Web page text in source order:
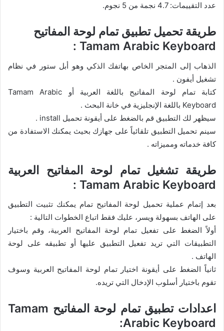
عدد التقييمات: 4.7 نجمة من 5 نجوم.
طريقة تحميل تطبيق تمام لوحة المفاتيح
Tamam Arabic Keyboard :
الذهاب إلى المتجر الخاص بهاتفك الذكي وهو أبل ستور في نظام
تشغيل أيفون .
كتابة تمام لوحة المفاتيح باللغة العربية أو Tamam Arabic
Keyboard باللغة الإنجليزية في خانة البحث .
سيظهر لك التطبيق قم بالضغط على أيقونة تحميل install .
سينم تحميل التطبيق تلقائياً على جهازك بحيث يمكنك الاستفادة من
كافة خدماته ومميزاته .
طريقة تشغيل تمام لوحة المفاتيح العربية
Tamam Arabic Keyboard :
بعد إتمام عملية تحميل لوحة المفاتيح تمام يمكنك تثبيت التطبيق
على الهاتف بسهولة ويسر، عليك فقط اتباع الخطوات التالية :
أولاً الضغط على تفعيل تمام لوحة المفاتيح العربية، وقم باختيار
التطبيقات التي تريد تفعيل التطبيق عليها أو تطبيقه على لوحة
الهاتف .
ثانياً الضغط على أيقونة اختيار تمام لوحة المفاتيح العربية وسوف
تقوم باختيار أسلوب الإدخال التي تريده.
اعدادات تطبيق تمام لوحة المفاتيح Tamam
Arabic Keyboard: